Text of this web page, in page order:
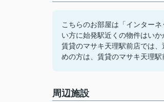
こちらのお部屋は「インター
い方に始発駅近くの物件はい
賃貸のマサキ天理駅前店では
めの方は、賃貸のマサキ天理駅
周辺施設